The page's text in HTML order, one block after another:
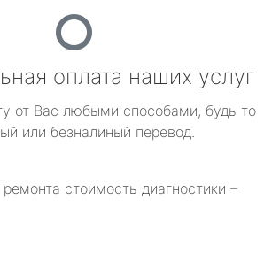
оплата наших услуг
от Вас любыми способами, будь то
или безналиный перевод.
стоимость диагностики –